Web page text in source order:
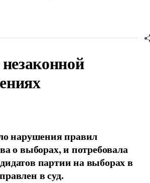
нарушения правил
о выборах, и потребовала
партии на выборах в
в суд.